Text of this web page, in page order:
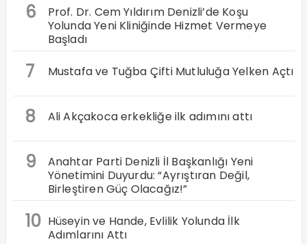
6
Prof. Dr. Cem Yıldırım Denizli’de Koşu
Yolunda Yeni Kliniğinde Hizmet Vermeye
Başladı
7 Mustafa ve Tuğba Çifti Mutluluğa Yelken Açtı
8 Ali Akçakoca erkekliğe ilk adımını attı
9
Anahtar Parti Denizli İl Başkanlığı Yeni
Yönetimini Duyurdu: “Ayrıştıran Değil,
Birleştiren Güç Olacağız!”
10 Hüseyin ve Hande, Evlilik Yolunda İlk
Adımlarını Attı